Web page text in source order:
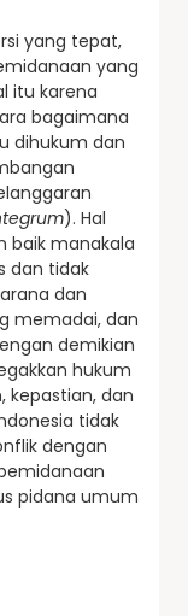
yang tepat,
yang
itu karena
bagaimana
dihukum dan
). Hal
baik manakala
dan tidak
dan
memadai, dan
demikian
hukum
kepastian, dan
tidak
dengan
pidana umum